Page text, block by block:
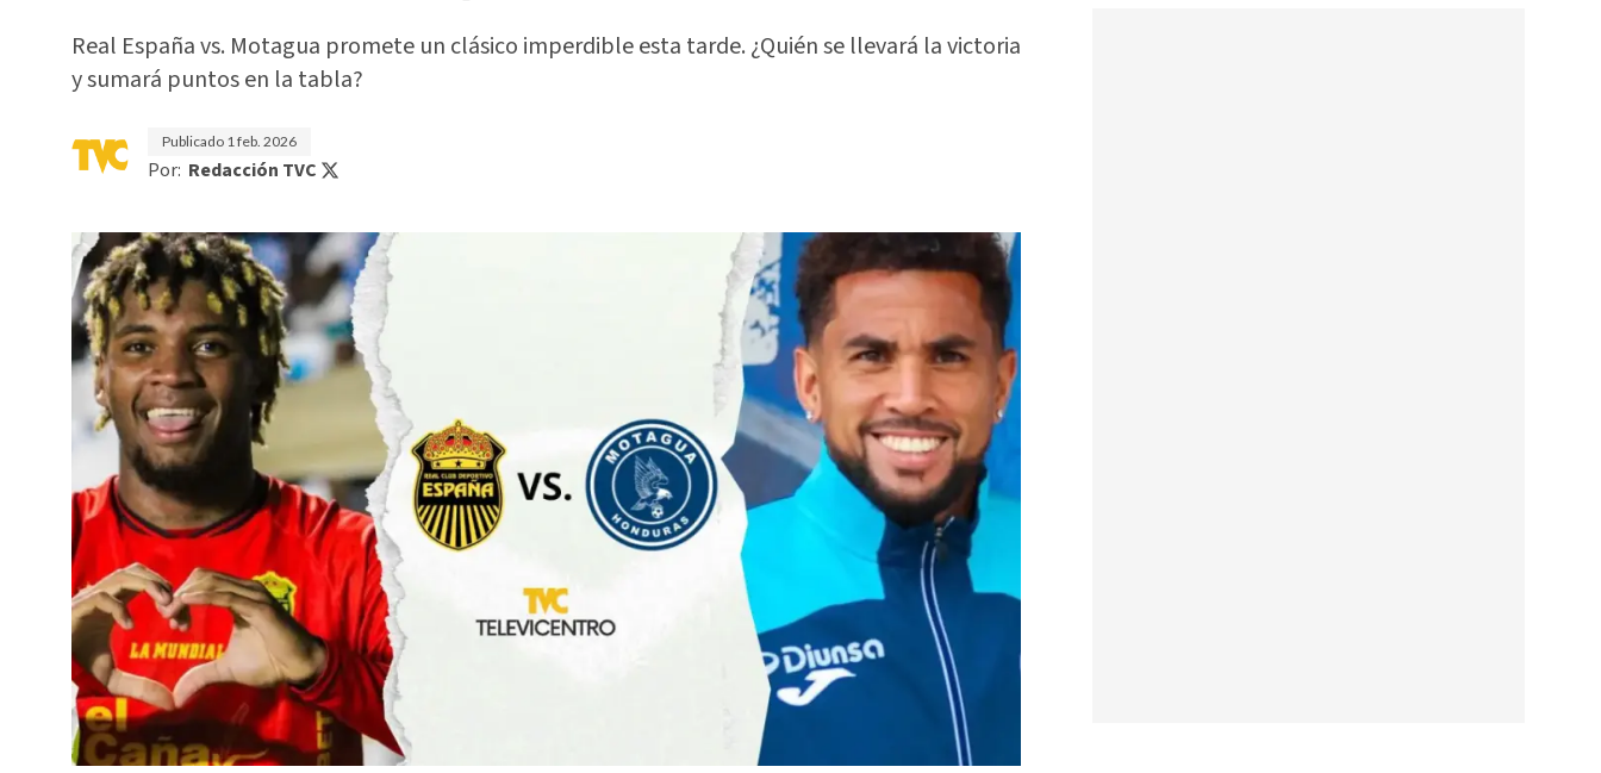
Real España vs. Motagua promete un clásico imperdible esta tarde. ¿Quién se llevará la victoria
y sumará puntos en la tabla?
Publicado 1 feb. 2026
Por: Redacción TVC